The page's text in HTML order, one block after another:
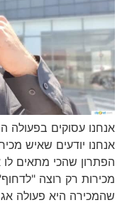
אנחנו עסוקים בפעולה
אנחנו יודעים שאיש
הפתרון שהכי מתאים לו
מכירות רק רוצה
שהמכירה היא פעולה